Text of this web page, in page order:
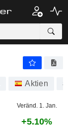
Aktien
Veränd. 1. Jan.
+5.10%